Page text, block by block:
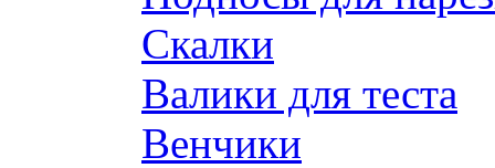
Скалки
Валики для теста
Венчики